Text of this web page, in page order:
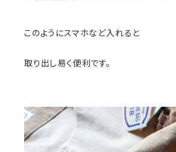
このようにスマホなど入れると
取り出し易く便利です。